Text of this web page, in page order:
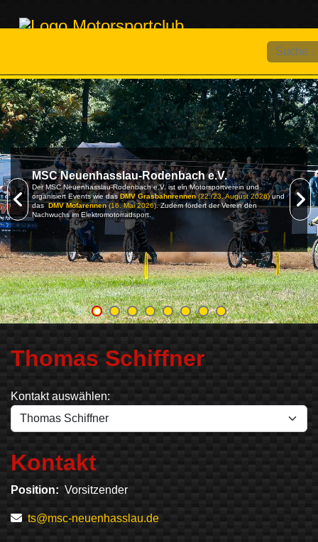
Suchen
MSC Neuenhasslau-Rodenbach e.V.
Der MSC Neuenhasslau-Rodenbach e.V. ist ein Motorsportverein und
organisiert Events wie dasDMV Grasbahnrennen(22./23. August 2026)und
dasDMV Mofarennen(16. Mai 2026). Zudem fördert der Verein den
Nachwuchs im Elektromotorradsport.
Thomas Schiffner
Kontakt auswählen:
Kontakt
Position: Vorsitzender
E-Mail
ts@msc-neuenhasslau.de